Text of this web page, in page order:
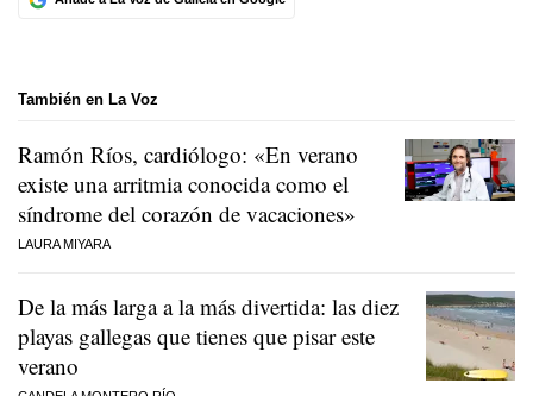
También en La Voz
Ramón Ríos, cardiólogo: «En verano
existe una arritmia conocida como el
síndrome del corazón de vacaciones»
LAURA MIYARA
De la más larga a la más divertida: las diez
playas gallegas que tienes que pisar este
verano